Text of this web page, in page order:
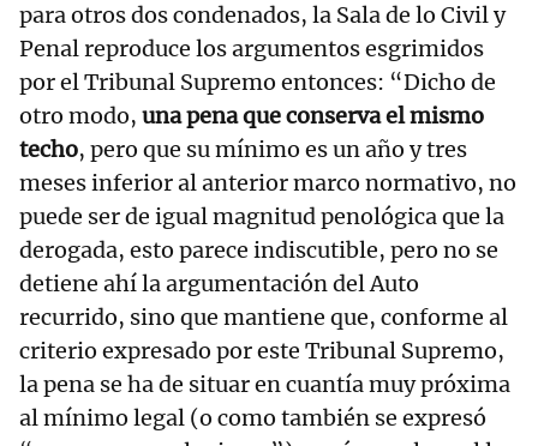
para otros dos condenados, la Sala de lo Civil y
Penal reproduce los argumentos esgrimidos
por el Tribunal Supremo entonces: “Dicho de
otro modo, una pena que conserva el mismo
techo, pero que su mínimo es un año y tres
meses inferior al anterior marco normativo, no
puede ser de igual magnitud penológica que la
derogada, esto parece indiscutible, pero no se
detiene ahí la argumentación del Auto
recurrido, sino que mantiene que, conforme al
criterio expresado por este Tribunal Supremo,
la pena se ha de situar en cuantía muy próxima
al mínimo legal (o como también se expresó